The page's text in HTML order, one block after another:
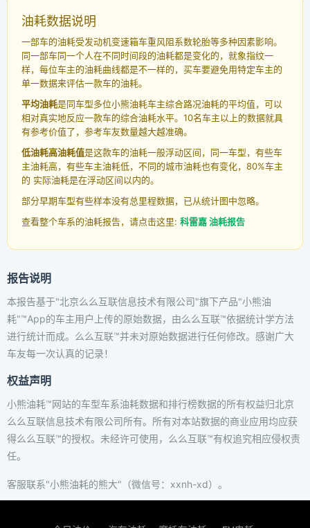
油耗数据说明
一部车的油耗受发动机变速箱车重风阻系数轮胎等多种因素影响。
同一部车同一个人在不同时间段的油耗都是变化的，就象指纹一
样，每位车主的油耗曲线都是不一样的，买车要避免用特定车主的
单一数据来评估一款车的油耗。
平均油耗是同车型多位小熊油耗车主综合路况油耗的平均值，可以
相对真实地反应一款车的综合油耗水平。10名车主以上的数据就具
有参考价值了，参考车友数量越大越准确。
低油耗高油耗值是这款车的油耗一般浮动区间，同一车型，有些车
主油耗高，有些车主油耗低，不同的城市油耗也有变化，80%车主
的 实际油耗是在浮动区间以内的。
部分早期车型有些样本没有总里程数据，已从统计图中忽略。
查看整个车系的油耗报告，请点击这里: 科雷嘉 油耗报告
报告说明
本报告基于"北京么么互联信息技术有限公司"旗下产品"小熊油
耗"™App的车主用户上传的原始数据，由么么互联™依据统计学方法
进行统计而成。么么互联™并未对原始数据进行任何修改。感谢广大
车友每一次认真的记录！
权益声明
小熊油耗™网站的车型车系油耗数据和排行榜数据的所有权益归北京
么么互联信息技术有限公司所有。所有对本站数据的商业应用均应获
得么么互联™的授权。未经许可使用，么么互联™有权追究相应侵权责
任。
客服联系"小熊油耗的熊大"（微信号：xxnh-xd）。